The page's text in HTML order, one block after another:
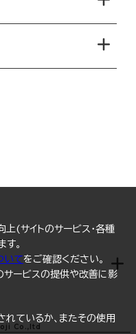
上(サイトのサービス・各種
。
いてをご確認ください。
ービスの提供や改善に影
れているか、またその使用
Co.,ltd